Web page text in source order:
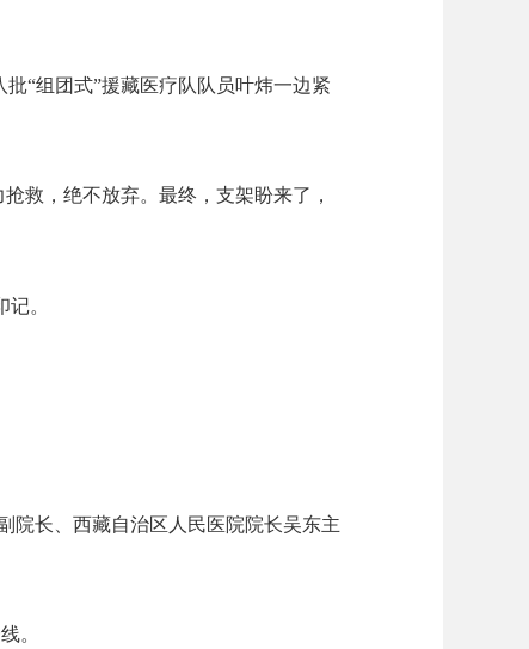
“组团式”援藏医疗队队员叶炜一边紧
救，绝不放弃。最终，支架盼来了，
。
院长、西藏自治区人民医院院长吴东主
。